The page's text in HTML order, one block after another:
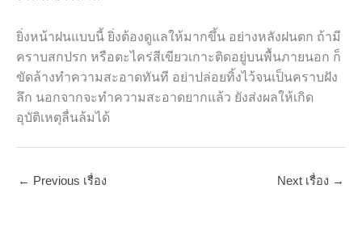
ยิ่งหน้าฝนแบบนี้ ยิ่งต้องดูแลให้มากขึ้น อย่างหลังฝนตก ถ้ามี
คราบสกปรก หรือตะไคร่สีเขียวเกาะติดอยู่บนพื้นภายนอก ก็
ขัดล้างทำความสะอาดทันที อย่าปล่อยทิ้งไว้จนเป็นคราบฝัง
ลึก นอกจากจะทำความสะอาดยากแล้ว ยังส่งผลให้เกิด
อุบัติเหตุลื่นล้มได้
← Previous เรื่อง Next เรื่อง →